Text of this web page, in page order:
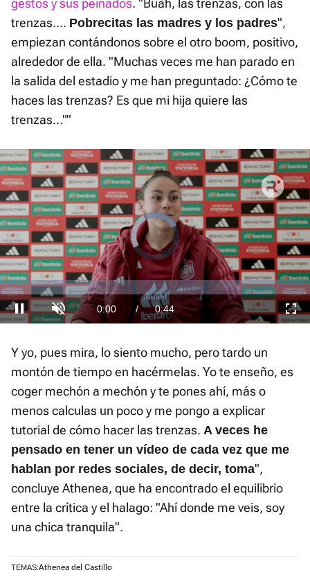
gestos y sus peinados. "Buah, las trenzas, con las
trenzas…. Pobrecitas las madres y los padres",
empiezan contándonos sobre el otro boom, positivo,
alrededor de ella. "Muchas veces me han parado en
la salida del estadio y me han preguntado: ¿Cómo te
haces las trenzas? Es que mi hija quiere las
trenzas…""
Video
Player
is
loading.
Pausa Unmute Current
0:00 / Duration
0:44
Loaded
:
0.00%
Y yo, pues mira, lo siento mucho, pero tardo un
montón de tiempo en hacérmelas. Yo te enseño, es
coger mechón a mechón y te pones ahí, más o
menos calculas un poco y me pongo a explicar
tutorial de cómo hacer las trenzas. A veces he
pensado en tener un vídeo de cada vez que me
hablan por redes sociales, de decir, toma",
concluye Athenea, que ha encontrado el equilibrio
entre la crítica y el halago: "Ahí donde me veis, soy
una chica tranquila".
TEMAS:Athenea del Castillo